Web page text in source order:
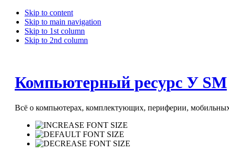
Skip to content
Skip to main navigation
Skip to 1st column
Skip to 2nd column
Компьютерный ресурс У SM
Всё о компьютерах, комплектующих, периферии, мобильных